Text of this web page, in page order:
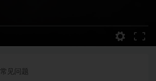
常见问题